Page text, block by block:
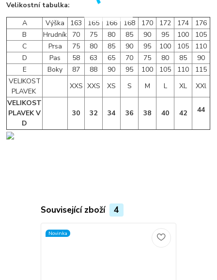
Velikostní tabulka:
A
Výška 163 165 166 168 170 172 174
176
B
Hrudník 70 75 80 85 90 95 100
105
C
Prsa 75 80 85 90 95 100 105
110
D
Pas 58 63 65 70 75 80 85
90
E
Boky 87 88 90 95 100 105 110
115
VELIKOST
PLAVEK
XXS XXS XS S M L XL
XXl
VELIKOST
PLAVEK V
D
30 32 34 36 38 40 42 44
Související zboží 4
Novinka